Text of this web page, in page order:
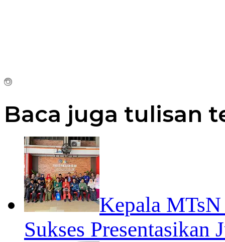
Baca juga tulisan
Kepala
Sukses